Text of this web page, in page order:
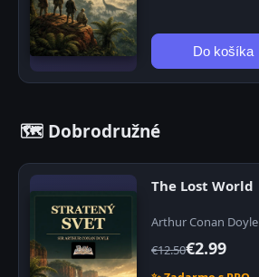
Do košíka
🗺️ Dobrodružné
The Lost World
Arthur Conan Doyle
€12.50€2.99